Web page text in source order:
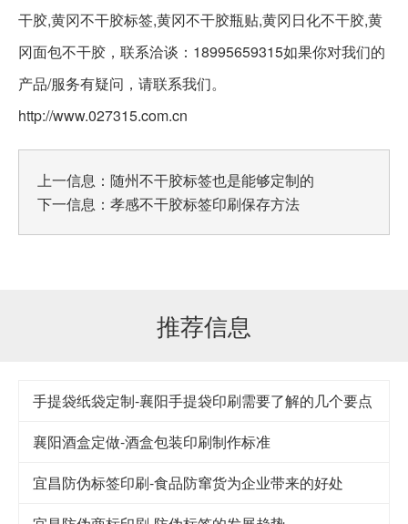
干胶,黄冈不干胶标签,黄冈不干胶瓶贴,黄冈日化不干胶,黄
冈面包不干胶，联系洽谈：18995659315如果你对我们的
产品/服务有疑问，请联系我们。
http://www.027315.com.cn
上一信息： 随州不干胶标签也是能够定制的
下一信息： 孝感不干胶标签印刷保存方法
推荐信息
手提袋纸袋定制-襄阳手提袋印刷需要了解的几个要点
襄阳酒盒定做-酒盒包装印刷制作标准
宜昌防伪标签印刷-食品防窜货为企业带来的好处